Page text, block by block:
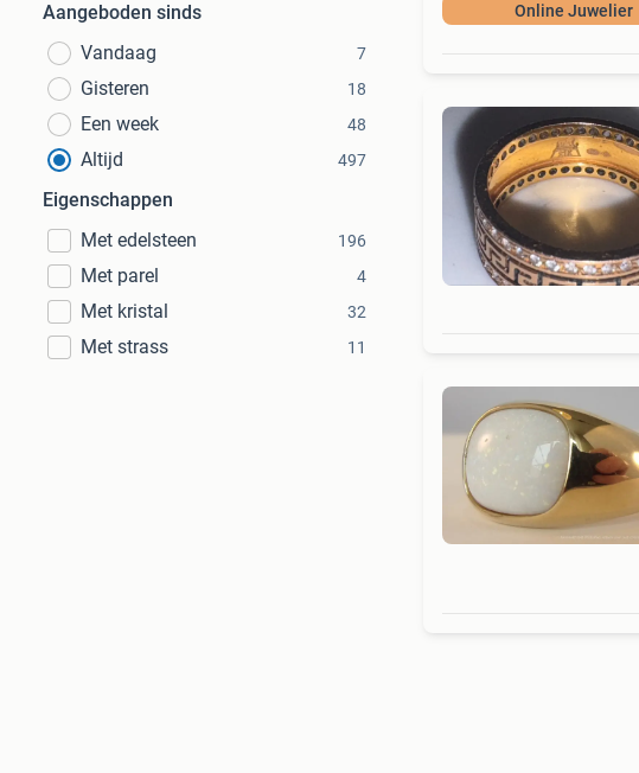
Aangeboden sinds
Vandaag
7
Gisteren 18
Een week 48
Altijd 497
Eigenschappen
Met edelsteen
196
Met parel 4
Met kristal 32
Met strass 11
Online Juwelier